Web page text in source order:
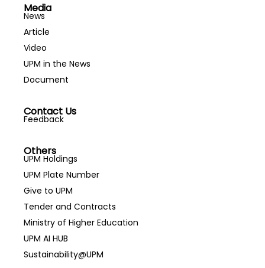
Media
News
Article
Video
UPM in the News
Document
Contact Us
Feedback
Others
UPM Holdings
UPM Plate Number
Give to UPM
Tender and Contracts
Ministry of Higher Education
UPM AI HUB
Sustainability@UPM